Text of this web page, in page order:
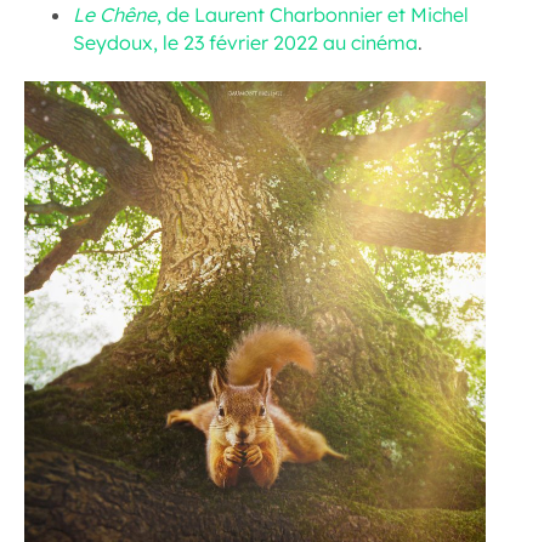
Le Chêne, de Laurent Charbonnier et Michel
Seydoux, le 23 février 2022 au cinéma.